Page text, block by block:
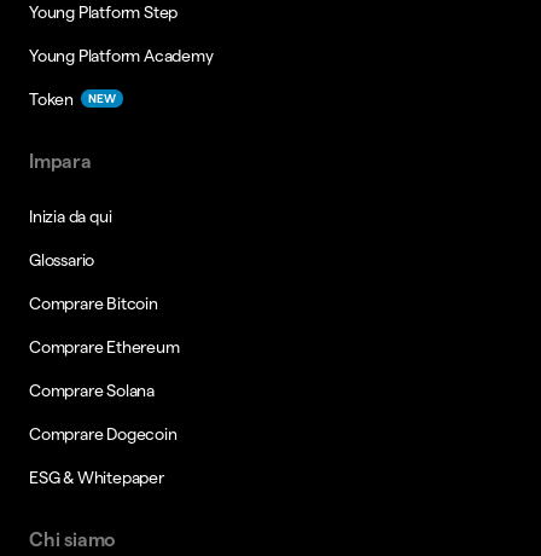
Young Platform Step
Young Platform Academy
Token NEW
Impara
Inizia da qui
Glossario
Comprare Bitcoin
Comprare Ethereum
Comprare Solana
Comprare Dogecoin
ESG & Whitepaper
Chi siamo